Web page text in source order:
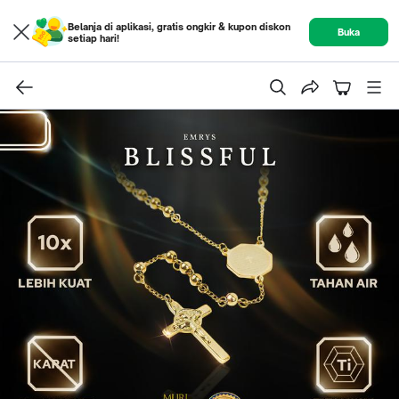
Belanja di aplikasi, gratis ongkir & kupon diskon
setiap hari!
Buka